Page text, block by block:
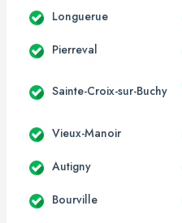
Longuerue
Pierreval
Sainte-Croix-sur-Buchy
Vieux-Manoir
Autigny
Bourville